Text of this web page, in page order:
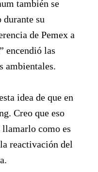
también se
durante su
de Pemex a
encendió las
ambientales.
idea de que en
Creo que eso
llamarlo como es
reactivación del